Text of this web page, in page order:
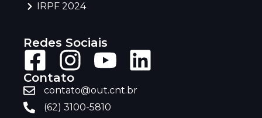
IRPF 2024
Redes Sociais
Contato
contato@out.cnt.br
(62) 3100-5810